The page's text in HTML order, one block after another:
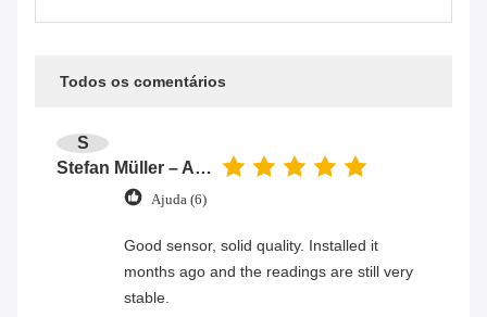
Todos os comentários
S
Stefan Müller – Automation Engineer
Ajuda (6)
Good sensor, solid quality. Installed it
months ago and the readings are still very
stable.